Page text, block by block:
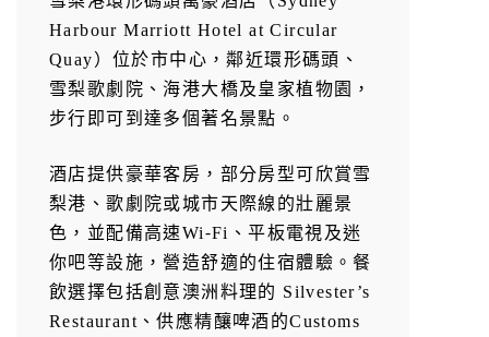
Harbour Marriott Hotel at Circular
Quay）位於市中心，鄰近環形碼頭、
雪梨歌劇院、海港大橋及皇家植物園，
步行即可到達多個著名景點。
酒店提供豪華客房，部分房型可欣賞雪
梨港、歌劇院或城市天際線的壯麗景
色，並配備高速Wi-Fi、平板電視及迷
你吧等設施，營造舒適的住宿體驗。餐
飲選擇包括創意澳洲料理的 Silvester’s
Restaurant、供應精釀啤酒的Customs